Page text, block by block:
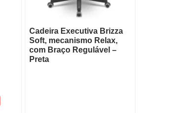
Cadeira Executiva Brizza
Soft, mecanismo Relax,
com Braço Regulável –
Preta